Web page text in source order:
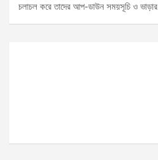
চলাচল করে তাদের আপ-ডাউন সময়সূচি ও ভাড়ার…